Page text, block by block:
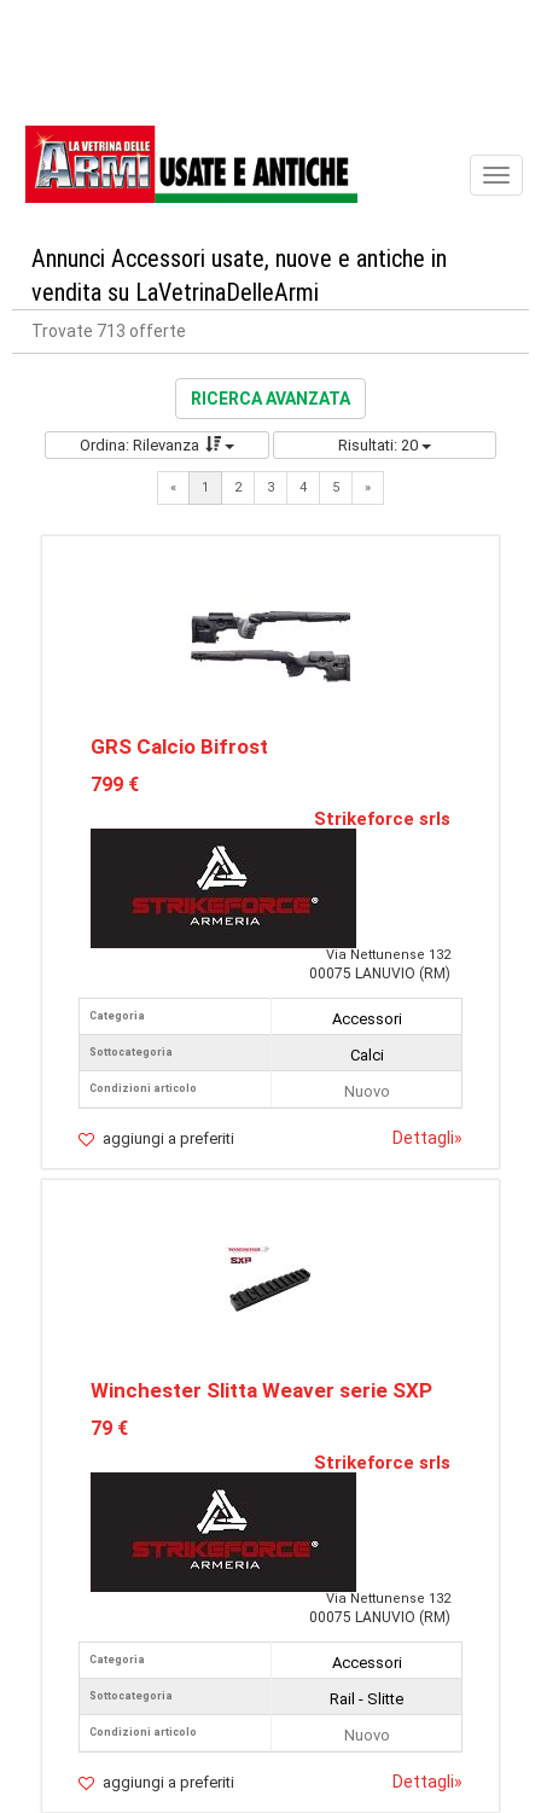
Annunci Accessori usate, nuove e antiche in
vendita su LaVetrinaDelleArmi
Trovate 713 offerte
RICERCA AVANZATA
Ordina: Rilevanza Risultati: 20
« 1 2 3 4 5 »Next
GRS Calcio Bifrost
799 €
Strikeforce srls
Via Nettunense 132
00075 LANUVIO (RM)
Categoria
Sottocategoria
Condizioni articolo
Accessori
Calci
Nuovo
aggiungi a preferiti Dettagli»
Winchester Slitta Weaver serie SXP
79 €
Strikeforce srls
Via Nettunense 132
00075 LANUVIO (RM)
Categoria
Sottocategoria
Condizioni articolo
Accessori
Rail - Slitte
Nuovo
aggiungi a preferiti Dettagli»